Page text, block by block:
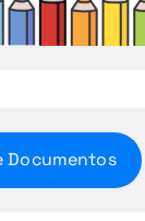
Documentos